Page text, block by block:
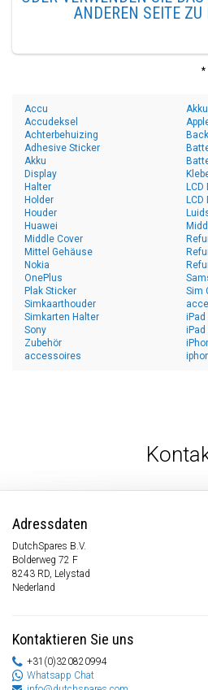
ANDEREN SEITE ZU
*
Accu
Accudeksel
Achterbehuizing
Adhesive Sticker
Akku
Display
Halter
Holder
Houder
Huawei
LCD
Middle Cover
Mittel Gehäuse
Nokia
OnePlus
Plak Sticker
Sim
Simkaarthouder
Simkarten Halter
Sony
Zubehör
accessoires
iPad
iPad
Adressdaten
DutchSpares B.V.
Bolderweg 72 F
8243 RD, Lelystad
Nederland
Kontaktieren Sie uns
+31(0)320820994
Whatsapp Chat